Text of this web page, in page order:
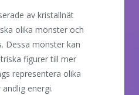
av kristallnät
olika mönster och
Dessa mönster kan
figurer till mer
representera olika
energi.